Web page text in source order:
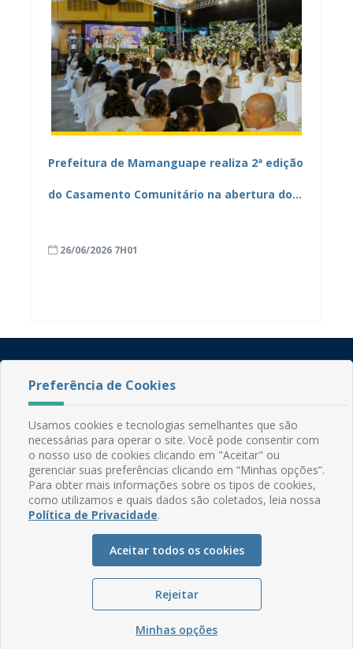
Prefeitura de Mamanguape realiza 2ª edição
do Casamento Comunitário na abertura do
26/06/2026 7H01
Rua do Imperador, 78, Centro
CEP: 58.280-000 - Mamanguape/PB
Fone: (83) 3292-2246
Email: comunicacao@mamanguape.pb.gov.br
Expediente: Segunda à Sexta, das 08h às 13h
Mapa do Site
Perguntas frequentes
Manual de Navegação
Glossário
Preferência de Cookies
Usamos cookies e tecnologias semelhantes que são
necessárias para operar o site. Você pode consentir com
o nosso uso de cookies clicando em "Aceitar" ou
gerenciar suas preferências clicando em “Minhas opções”.
Para obter mais informações sobre os tipos de cookies,
como utilizamos e quais dados são coletados, leia nossa
Política de Privacidade.
Aceitar todos os cookies
Rejeitar
Minhas opções